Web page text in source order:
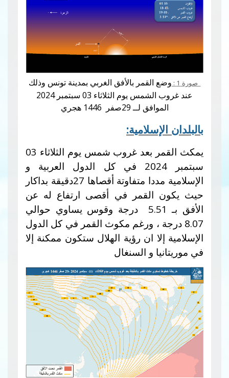
صورة 1 :
وضع القمر بالأفق الغربي بمدينة تونس وذلك
عند غروب الشمس يوم الثلاثاء 03 سبتمبر 2024
الموافق لــ 29صفر 1446 هجري
بالبلدان الإسلامية:
يمكث القمر بعد غروب شمس يوم الثلاثاء 03
سبتمبر 2024 في كل الدول العربية و
الإسلامية مددا متفاوتة أقصاها 27دقيقة بداكار
حيث يكون القمر في أقصى ارتفاع له عن
الأفق بـ 5.51 درجة وقوس يساوي حوالي
8.07 درجة ، ورغم مكوث القمر في كل الدول
الإسلامية إلا ان رؤية الهلال ستكون ممكنة إلا
في موريتانيا و السنغال